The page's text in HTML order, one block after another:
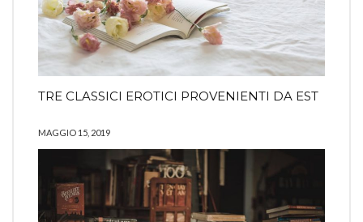
TRE CLASSICI EROTICI PROVENIENTI DA EST
MAGGIO 15, 2019